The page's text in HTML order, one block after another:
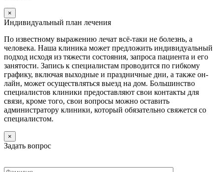
×
Индивидуальный план лечения
По известному выражению лечат всё-таки не болезнь, а
человека. Наша клиника может предложить индивидуальный
подход исходя из тяжести состояния, запроса пациента и его
занятости. Запись к специалистам проводится по гибкому
графику, включая выходные и праздничные дни, а также он-
лайн, может осуществляться выезд на дом. Большинство
специалистов клиники предоставляют свои контакты для
связи, кроме того, свои вопросы можно оставить
администратору клиники, который обязательно свяжется со
специалистом.
×
Задать вопрос